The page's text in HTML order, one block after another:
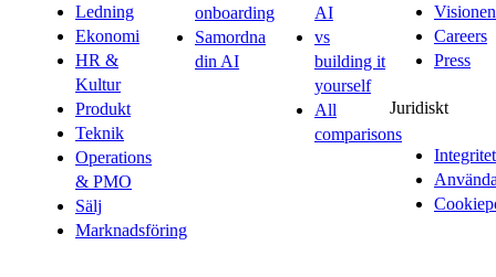
Ledning
Ekonomi
HR &
Kultur
Produkt
Teknik
Operations
& PMO
Sälj
Marknadsföring
onboarding
Samordna
din AI
AI
vs
building it
yourself
All
comparisons
Visionen
Careers
Press
Juridiskt
Integritet